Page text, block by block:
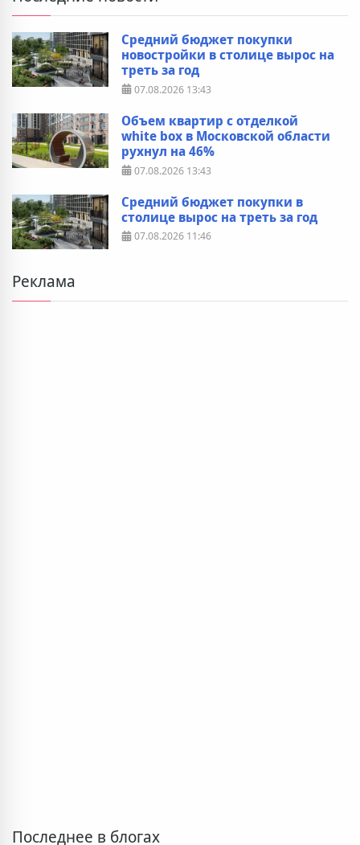
Средний бюджет покупки
новостройки в столице вырос на
треть за год
07.08.2026 13:43
Объем квартир с отделкой
white box в Московской области
рухнул на 46%
07.08.2026 13:43
Средний бюджет покупки в
столице вырос на треть за год
07.08.2026 11:46
Реклама
Последнее в блогах